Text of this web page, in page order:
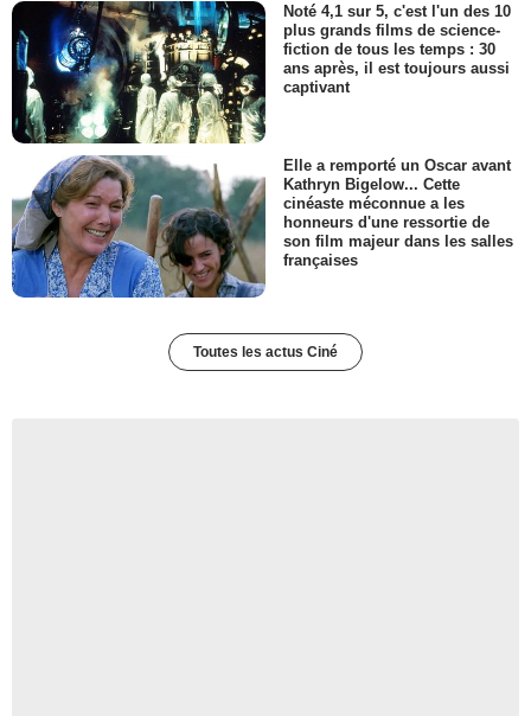
Noté 4,1 sur 5, c'est l'un des 10
plus grands films de science-
fiction de tous les temps : 30
ans après, il est toujours aussi
captivant
Elle a remporté un Oscar avant
Kathryn Bigelow... Cette
cinéaste méconnue a les
honneurs d'une ressortie de
son film majeur dans les salles
françaises
Toutes les actus Ciné